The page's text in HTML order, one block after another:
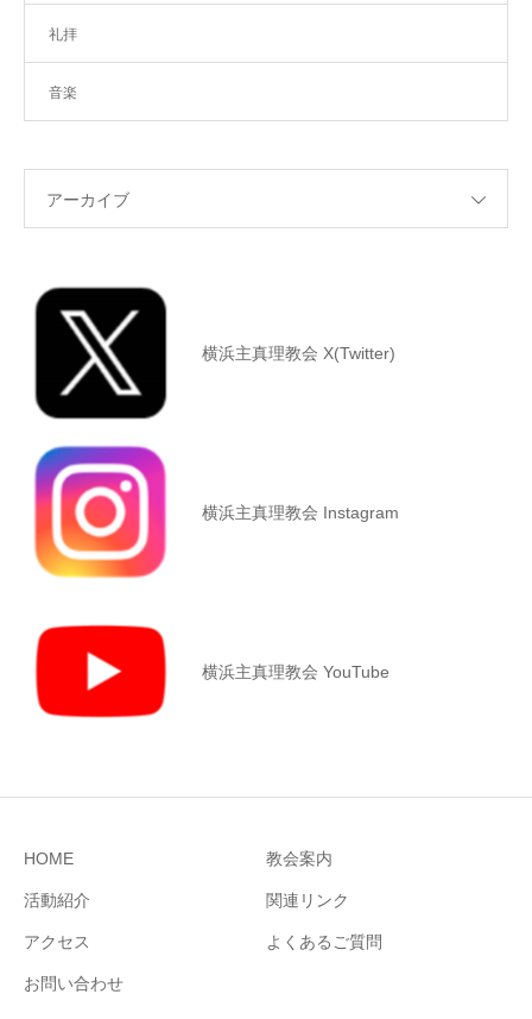
礼拝
音楽
アーカイブ
横浜主真理教会 X(Twitter)
横浜主真理教会 Instagram
横浜主真理教会 YouTube
HOME 教会案内
活動紹介 関連リンク
アクセス よくあるご質問
お問い合わせ